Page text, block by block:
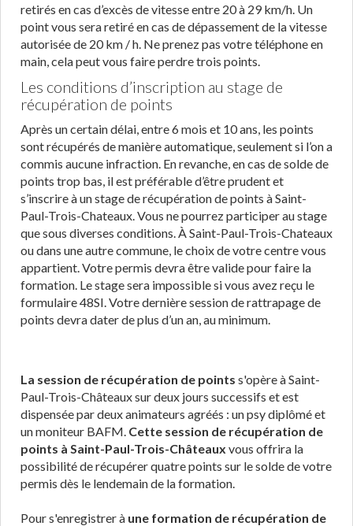
retirés en cas d’excès de vitesse entre 20 à 29 km/h. Un
point vous sera retiré en cas de dépassement de la vitesse
autorisée de 20 km / h. Ne prenez pas votre téléphone en
main, cela peut vous faire perdre trois points.
Les conditions d’inscription au stage de
récupération de points
Après un certain délai, entre 6 mois et 10 ans, les points
sont récupérés de manière automatique, seulement si l’on a
commis aucune infraction. En revanche, en cas de solde de
points trop bas, il est préférable d’être prudent et
s’inscrire à un stage de récupération de points à Saint-
Paul-Trois-Chateaux. Vous ne pourrez participer au stage
que sous diverses conditions. À Saint-Paul-Trois-Chateaux
ou dans une autre commune, le choix de votre centre vous
appartient. Votre permis devra être valide pour faire la
formation. Le stage sera impossible si vous avez reçu le
formulaire 48SI. Votre dernière session de rattrapage de
points devra dater de plus d’un an, au minimum.
La session de récupération de points s'opère à Saint-
Paul-Trois-Châteaux sur deux jours successifs et est
dispensée par deux animateurs agréés : un psy diplômé et
un moniteur BAFM. Cette session de récupération de
points à Saint-Paul-Trois-Châteaux vous offrira la
possibilité de récupérer quatre points sur le solde de votre
permis dès le lendemain de la formation.
Pour s'enregistrer à une formation de récupération de